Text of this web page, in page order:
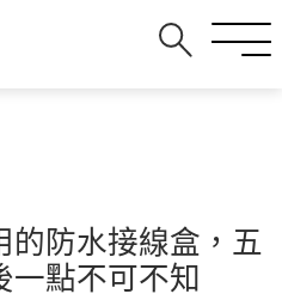
的防水接線盒，五
一點不可不知